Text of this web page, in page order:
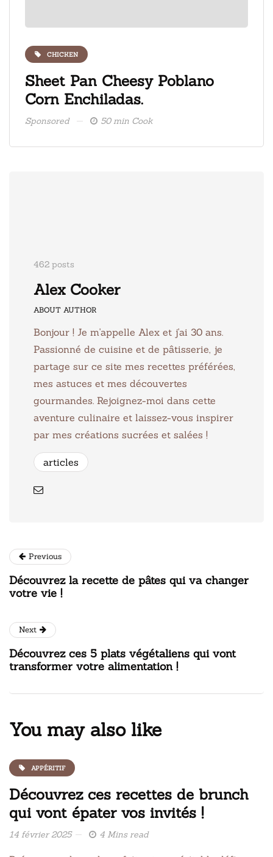
CHICKEN
Sheet Pan Cheesy Poblano
Corn Enchiladas.
Sponsored 50 min Cook
462 posts
Alex Cooker
ABOUT AUTHOR
Bonjour ! Je m'appelle Alex et j'ai 30 ans.
Passionné de cuisine et de pâtisserie, je
partage sur ce site mes recettes préférées,
mes astuces et mes découvertes
gourmandes. Rejoignez-moi dans cette
aventure culinaire et laissez-vous inspirer
par mes créations sucrées et salées !
articles
Previous
Découvrez la recette de pâtes qui va changer
votre vie !
Next
Découvrez ces 5 plats végétaliens qui vont
transformer votre alimentation !
You may also like
APPÉRITIF
Découvrez ces recettes de brunch
qui vont épater vos invités !
14 février 2025 4 Mins read